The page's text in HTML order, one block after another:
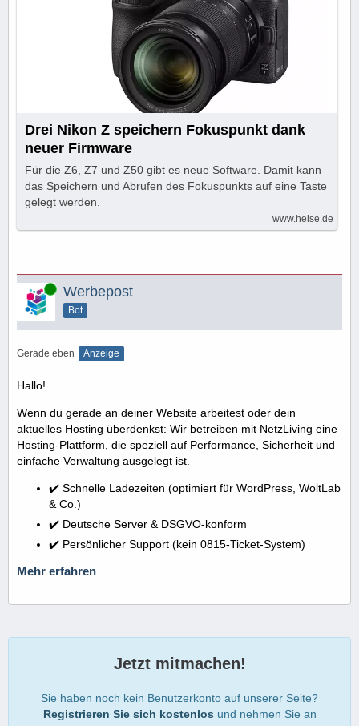
Drei Nikon Z speichern Fokuspunkt dank
neuer Firmware
Für die Z6, Z7 und Z50 gibt es neue Software. Damit kann
das Speichern und Abrufen des Fokuspunkts auf eine Taste
gelegt werden.
www.heise.de
Online Werbepost
Bot
Gerade eben Anzeige
Hallo!
Wenn du gerade an deiner Website arbeitest oder dein
aktuelles Hosting überdenkst: Wir betreiben mit NetzLiving eine
Hosting-Plattform, die speziell auf Performance, Sicherheit und
einfache Verwaltung ausgelegt ist.
✔️ Schnelle Ladezeiten (optimiert für WordPress, WoltLab
& Co.)
✔️ Deutsche Server & DSGVO-konform
✔️ Persönlicher Support (kein 0815-Ticket-System)
Mehr erfahren
Jetzt mitmachen!
Sie haben noch kein Benutzerkonto auf unserer Seite?
Registrieren Sie sich kostenlos und nehmen Sie an